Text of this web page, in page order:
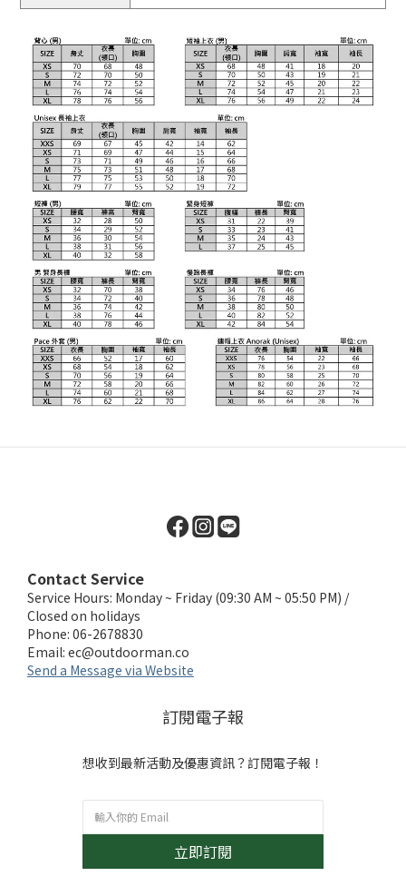
Contact Service
Service Hours: Monday ~ Friday (09:30 AM ~ 05:50 PM) /
Closed on holidays
Phone: 06-2678830
Email: ec@outdoorman.co
Send a Message via Website
訂閱電子報
想收到最新活動及優惠資訊？訂閱電子報！
立即訂閱